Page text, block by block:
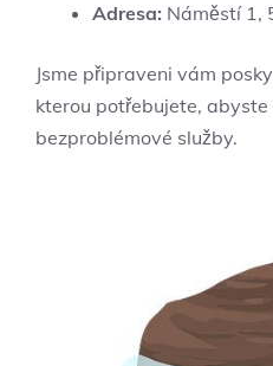
Adresa: Náměstí 1,
Jsme připraveni vám
kterou potřebujete, abyste
bezproblémové služby.